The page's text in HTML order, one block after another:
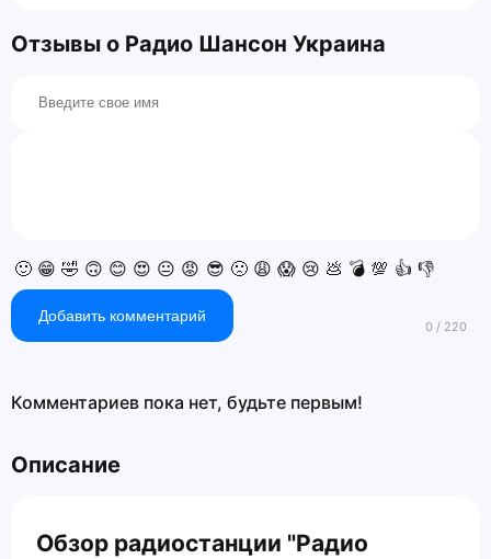
Отзывы о Радио Шансон Украина
🙂 😁 🤣 🙃 😊 😍 😐 😡 😎 🙁 😩 😱 😢 💩 💣 💯 👍 👎
Добавить комментарий
Комментариев пока нет, будьте первым!
Описание
Обзор радиостанции "Радио